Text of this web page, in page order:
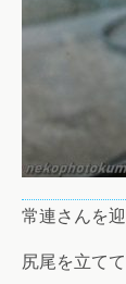
常連さんを
尻尾を立て